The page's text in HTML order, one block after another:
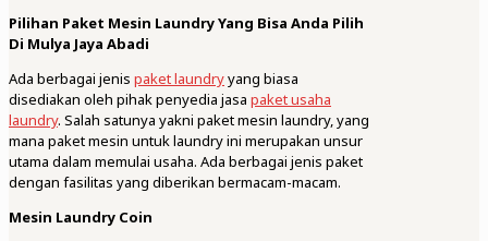
Pilihan Paket Mesin Laundry Yang Bisa Anda Pilih
Di Mulya Jaya Abadi
Ada berbagai jenis paket laundryyang biasa
disediakan oleh pihak penyedia jasa paket usaha
laundry. Salah satunya yakni paket mesin laundry, yang
mana paket mesin untuk laundry ini merupakan unsur
utama dalam memulai usaha. Ada berbagai jenis paket
dengan fasilitas yang diberikan bermacam-macam.
Mesin Laundry Coin